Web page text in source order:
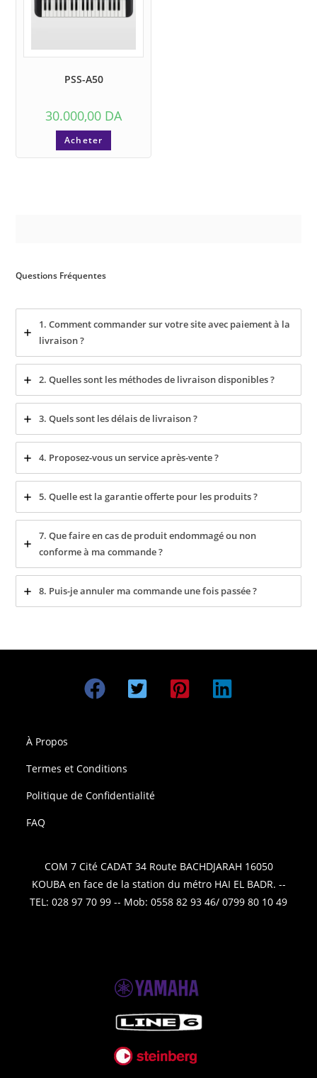
PSS-A50
30.000,00 DA
Acheter
Questions Fréquentes
1. Comment commander sur votre site avec paiement à la
livraison ?
2. Quelles sont les méthodes de livraison disponibles ?
3. Quels sont les délais de livraison ?
4. Proposez-vous un service après-vente ?
5. Quelle est la garantie offerte pour les produits ?
7. Que faire en cas de produit endommagé ou non
conforme à ma commande ?
8. Puis-je annuler ma commande une fois passée ?
À Propos
Termes et Conditions
Politique de Confidentialité
FAQ
COM 7 Cité CADAT 34 Route BACHDJARAH 16050
KOUBA en face de la station du métro HAI EL BADR. --
TEL: 028 97 70 99 -- Mob: 0558 82 93 46/ 0799 80 10 49